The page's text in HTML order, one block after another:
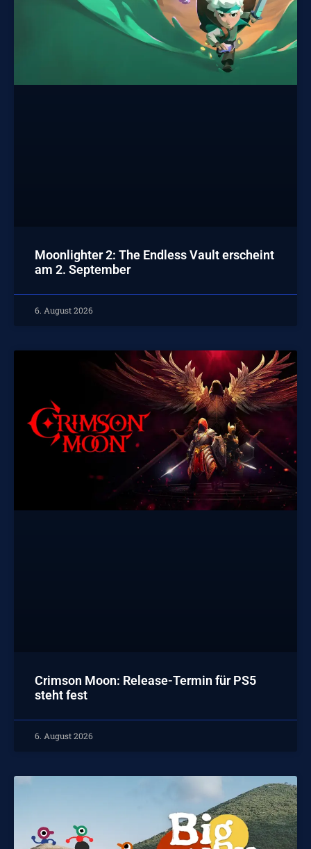
Moonlighter 2: The Endless Vault erscheint
am 2. September
6. August 2026
Crimson Moon: Release-Termin für PS5
steht fest
6. August 2026